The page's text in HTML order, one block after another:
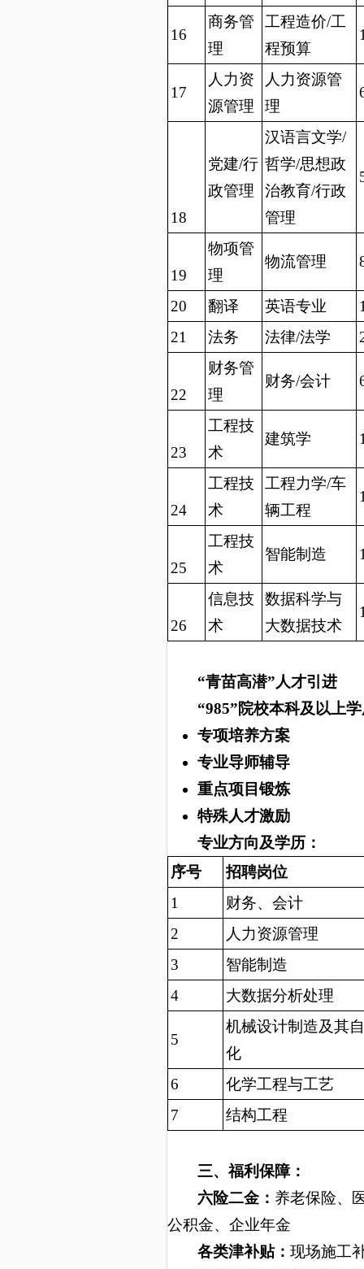
16
商务管
理
工程造价/工
程预算
17
人力资
源管理
人力资源管
理
18
党建/行
政管理
汉语言文学/
哲学/思想政
治教育/行政
管理
19
物项管
理
物流管理
20 翻译 英语专业
21
法务 法律/法学
22
财务管
理
财务/会计
23
工程技
术
建筑学
24
工程技
术
工程力学/车
辆工程
25
工程技
术
智能制造
26
信息技
术
数据科学与
大数据技术
“青苗高潜”人才引进
“985”院校本科及以上
专项培养方案
专业导师辅导
重点项目锻炼
特殊人才激励
专业方向及学历：
序号
招聘岗位
1
财务、会计
2
人力资源管理
3
智能制造
4
大数据分析处理
5
机械设计制造及其
化
6
化学工程与工艺
7
结构工程
三、福利保障：
六险二金： 养老保险、
公积金、企业年金
各类津补贴：现场施工